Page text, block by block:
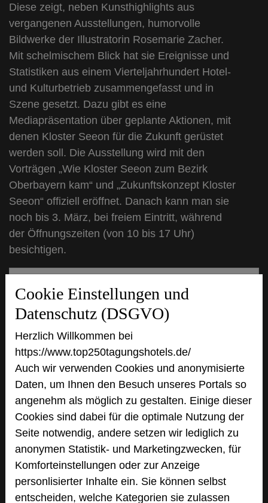
Cookie Einstellungen und
Datenschutz (DSGVO)
Herzlich Willkommen bei
https://www.top250tagungshotels.de/
Auch wir verwenden Cookies und anonymisierte
Daten, um Ihnen den Besuch unseres Portals so
angenehm als möglich zu gestalten. Einige dieser
Cookies sind dabei für die optimale Nutzung der
Seite notwendig, andere setzen wir lediglich zu
anonymen Statistik- und Marketingzwecken, für
Komforteinstellungen oder zur Anzeige
personlisierter Inhalte ein. Sie können selbst
entscheiden, welche Kategorien sie zulassen
Diese zeigt, neben Kunsthighlights aus
vergangenen Ausstellungen, humorvolle
Bildwerke der Illustratorin Rosemarie Zacher.
Mit schelmischem Blick hat sie Ereignisse und
Statistiken aus einem Vierteljahrhundert Hotel-
und Kulturbetrieb zusammengefasst und in
Szene gesetzt. Dazu gibt es eine
Mediapräsentation über geplante Aktionen, mit
denen Kloster Seeon für die Zukunft gerüstet
werden soll. Die Ausstellung wird mit den
Vorträgen „Wie Kloster Seeon zum Bezirk
Oberbayern kam“ und „Zukunftskonzept Kloster
Seeon“ offiziell eröffnet. Danach kann man sie
noch bis 3. März, bei freiem Eintritt, während
der Öffnungszeiten (von 10 bis 17 Uhr)
besichtigen.
Kloster Seeon
Klosterweg 1
+49 8624 8970
Email